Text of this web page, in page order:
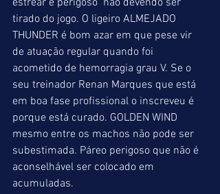
estrear é perigoso  não devendo ser
tirado do jogo. O ligeiro ALMEJADO
THUNDER é bom azar em que pese vir
de atuação regular quando foi
acometido de hemorragia grau V. Se o
seu treinador Renan Marques que está
em boa fase profissional o inscreveu é
porque está curado. GOLDEN WIND
mesmo entre os machos não pode ser
subestimada. Páreo perigoso que não é
aconselhável ser colocado em
acumuladas.